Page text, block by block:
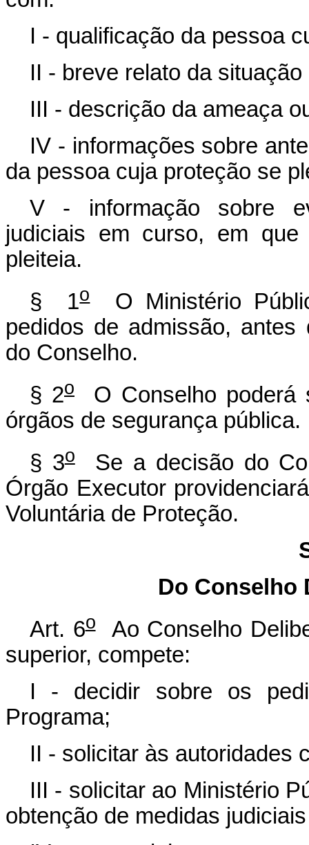
I - qualificação da pessoa
II - breve relato da
III - descrição da ameaça
IV - informações sobre
da pessoa cuja proteção se
V - informação sobre
judiciais em curso,
em que
pleiteia.
§ 1oO Ministério
pedidos de admissão,
do Conselho.
§ 2o
O Conselho poderá
órgãos de segurança pública.
§ 3oSe a decisão do
Órgão Executor
Voluntária de Proteção.
Do Conselho
Art. 6oAo Conselho
superior, compete:
I - decidir sobre os
Programa;
II - solicitar às autoridades
III - solicitar ao Ministério
obtenção de medidas